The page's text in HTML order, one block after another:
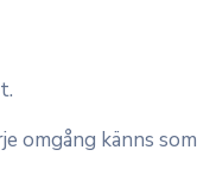
omgång känns som